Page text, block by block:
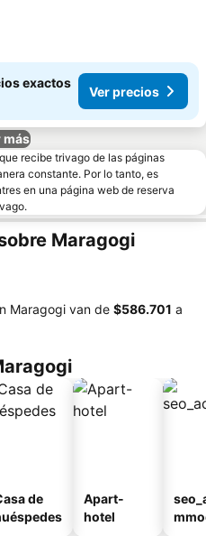
exactos
Ver precios
más
recibe trivago de las páginas
constante. Por lo tanto, es
en una página web de reserva
Maragogi
Maragogi van de ‎$586.701 a
de
Apart-
hotel